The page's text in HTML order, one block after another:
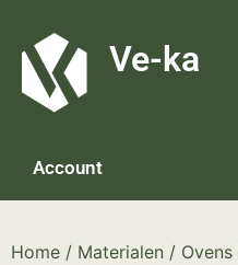
Ve-ka
Account
Home / Materialen / Ovens